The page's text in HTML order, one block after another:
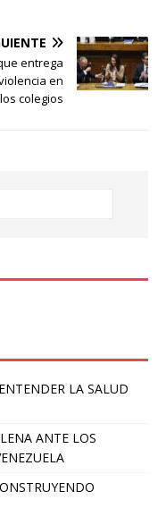
entrega
en
los colegios
LA SALUD
ANTE LOS